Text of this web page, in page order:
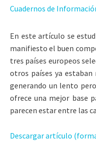
Cuadernos de
En este artículo se
manifiesto el buen
tres países europeos
otros países ya estaban
generando un lento
ofrece una mejor base
parecen estar entre las
Descargar artículo